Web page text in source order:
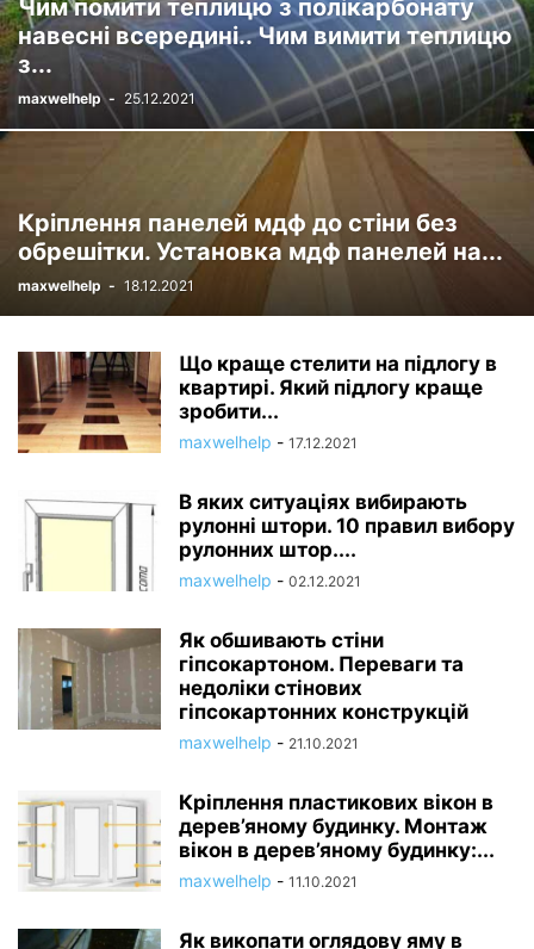
МЕРОПРИЯТИЯ НОВОСТИ ОБЗОРЫ ОБУСТРОЙСТВО ДОМА
ОБЩЕСТВО ОЗЕЛЕНЕНИЕ ОРГАНИЗАЦИЯ ПРОСТРАНСТВА
ОТДЕЛКА ПОЛОВ ПОЛЕЗНЫЕ ПРИСПОСОБЛЕНИЯ СВОИМИ РУКАМИ
ПОЛЕЗНЫЕ СОВЕТЫ ПОЛЕЗНЫЕ СТАТЬИ ПОМИДОРЫ
ПРИСПОСОБЛЕНИЯ РЕМОНТ И ОТДЕЛКА РЕМОНТ, МОДЕРНИЗАЦИЯ
СПЕЦ / ПЕЧИ И ОТОПЛЕНИЕ
СТАРТОВЫЙ ПОСТ СТАТЬИ И ОБЗОРЫ
ТОЛЬКО ЧТО УДАЧНЫЙ СЕЗОН УДОБРЕНИЯ ФУНГИЦИДЫ
ХРАНЕНИЕ ЭЛЕКТРОНИКА
Чим помити теплицю з полікарбонату
навесні всередині.. Чим вимити теплицю
з...
maxwelhelp - 25.12.2021
Кріплення панелей мдф до стіни без
обрешітки. Установка мдф панелей на...
maxwelhelp - 18.12.2021
Що краще стелити на підлогу в
квартирі. Який підлогу краще
зробити...
maxwelhelp - 17.12.2021
В яких ситуаціях вибирають
рулонні штори. 10 правил вибору
рулонних штор....
maxwelhelp - 02.12.2021
Як обшивають стіни
гіпсокартоном. Переваги та
недоліки стінових
гіпсокартонних конструкцій
maxwelhelp - 21.10.2021
Кріплення пластикових вікон в
дерев’яному будинку. Монтаж
вікон в дерев’яному будинку:...
maxwelhelp - 11.10.2021
Як викопати оглядову яму в